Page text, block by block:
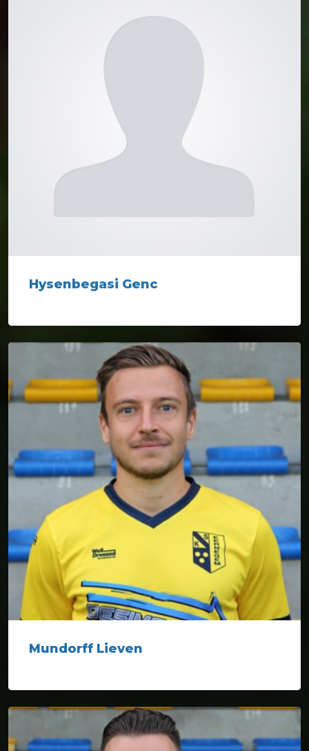
Hysenbegasi Genc
Mundorff Lieven